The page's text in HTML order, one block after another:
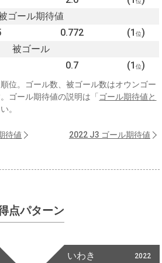
ゴール期待値
0.772 (1位)
被ゴール
0.7 (1位)
位。ゴール数、被ゴール数はオウンゴー
ゴール期待値の説明は「 ゴール期待値と
。
待値 2022 J3 ゴール期待値
点パターン
2022
いわき